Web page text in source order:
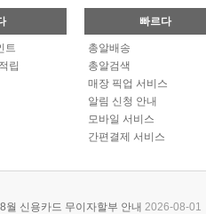
트
립
빠르다
총알배송
총알검색
매장 픽업 서비스
알림 신청 안내
모바일 서비스
간편결제 서비스
8월 신용카드 무이자할부 안내 2026-08-01